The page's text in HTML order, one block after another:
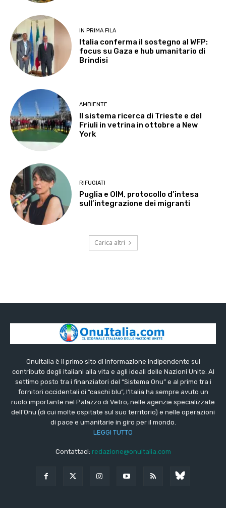
IN PRIMA FILA
Italia conferma il sostegno al WFP:
focus su Gaza e hub umanitario di
Brindisi
AMBIENTE
Il sistema ricerca di Trieste e del
Friuli in vetrina in ottobre a New
York
RIFUGIATI
Puglia e OIM, protocollo d’intesa
sull’integrazione dei migranti
Carica altri
OnuItalia è il primo sito di informazione indipendente sul
contributo degli italiani alla vita e agli ideali delle Nazioni Unite. Al
settimo posto tra i finanziatori del “Sistema Onu” e al primo tra i
fornitori occidentali di “caschi blu”, l’Italia ha sempre avuto un
ruolo importante nel Palazzo di Vetro, nelle agenzie specializzate
dell’Onu (di cui molte ospitate sul suo territorio) e nelle operazioni
di pace e umanitarie in giro per il mondo.
LEGGI TUTTO
Contattaci: redazione@onuitalia.com